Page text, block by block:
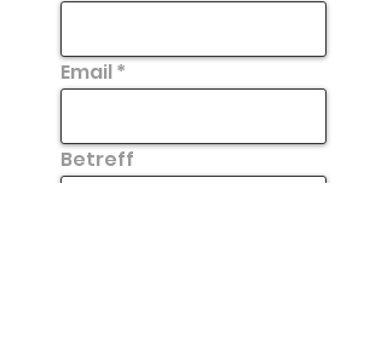
Email
Betreff